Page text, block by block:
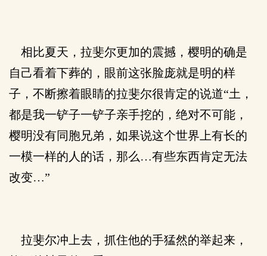
相比夏天，拉斐尔更加的震撼，樱明的确是
自己看着下葬的，眼前这张脸庞就是明的样
子，不断擦着眼睛的拉斐尔很肯定的说道“土，
都是我一铲子一铲子亲手挖的，绝对不可能，
樱明没有同胞兄弟，如果说这个世界上有长的
一模一样的人的话，那么…有些东西肯定无法
改变…”
拉斐尔冲上去，抓住他的手猛然的举起来，